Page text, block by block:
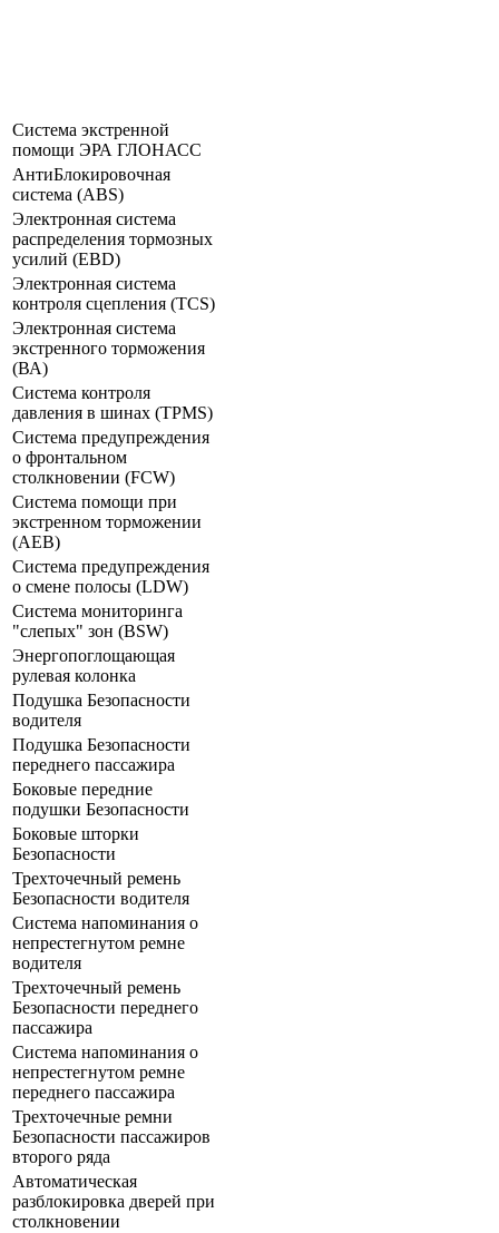
Система экстренной
помощи ЭРА ГЛОНАСС
АнтиБлокировочная
система (ABS)
Электронная система
распределения тормозных
усилий (ЕВD)
Электронная система
контроля сцепления (TCS)
Электронная система
экстренного торможения
(ВА)
Система контроля
давления в шинах (TPMS)
Система предупреждения
о фронтальном
столкновении (FCW)
Система помощи при
экстренном торможении
(АЕВ)
Система предупреждения
о смене полосы (LDW)
Система мониторинга
"слепых" зон (BSW)
Энергопоглощающая
рулевая колонка
Подушка Безопасности
водителя
Подушка Безопасности
переднего пассажира
Боковые передние
подушки Безопасности
Боковые шторки
Безопасности
Трехточечный ремень
Безопасности водителя
Система напоминания о
непрестегнутом ремне
водителя
Трехточечный ремень
Безопасности переднего
пассажира
Система напоминания о
непрестегнутом ремне
переднего пассажира
Трехточечные ремни
Безопасности пассажиров
второго ряда
Автоматическая
разблокировка дверей при
столкновении